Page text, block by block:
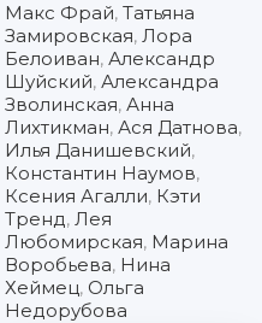
Макс Фрай, Татьяна
Замировская, Лора
Белоиван, Александр
Шуйский, Александра
Зволинская, Анна
Лихтикман, Ася Датнова,
Илья Данишевский,
Константин Наумов,
Ксения Агалли, Кэти
Тренд, Лея
Любомирская, Марина
Воробьева, Нина
Хеймец, Ольга
Недорубова